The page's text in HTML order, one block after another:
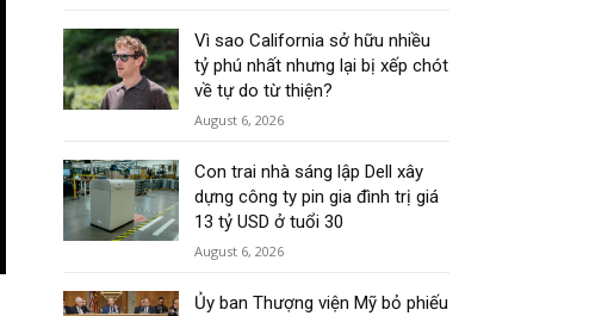
Vì sao California sở hữu nhiều
tỷ phú nhất nhưng lại bị xếp chót
về tự do từ thiện?
August 6, 2026
Con trai nhà sáng lập Dell xây
dựng công ty pin gia đình trị giá
13 tỷ USD ở tuổi 30
August 6, 2026
Ủy ban Thượng viện Mỹ bỏ phiếu